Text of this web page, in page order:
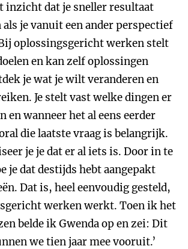
inzicht dat je sneller resultaat
je vanuit een ander perspectief
oplossingsgericht werken stelt
en kan zelf oplossingen
je wat je wilt veranderen en
Je stelt vast welke dingen er
en wanneer het al eens eerder
die laatste vraag is belangrijk.
je je dat er al iets is. Door in te
je dat destijds hebt aangepakt
Dat is, heel eenvoudig gesteld,
werken werkt. Toen ik het
belde ik Gwenda op en zei: Dit
we tien jaar mee vooruit.’